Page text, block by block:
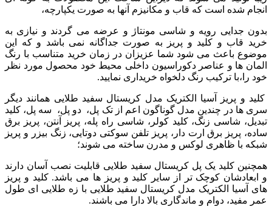
انجام شده است که قاب و مکانیزم آنها به صورت یکپارچه،
بدون جدایی رویه و شاسی مونتاژ و عرضه می گردند و نیازی به
خرید قاب و کلید و پریز به صورت جداگانه نمی باشد و که این
موضوع باعث می شود شما عزیزان در زمان خرید متناسب با رنگ
المان ها و عناصر دکوراسیون داخلی محیط خود محصول مورد نظر
خود را،با ترکیب رنگ دلخواه خریداری نمایید.
کلید و پریز آسیا الکتریک مدل کریستال سفید طلایی همانند دیگر
سری ها در چندین مدل گوناگون اعم از تک پل، دو پل، سه پل، کلید
تبدیل، شاسی زنگ، کلید کولر، شاسی راه پله، پریز آنتن، پریز برق
ساده، پریز برق ارت دار، پریز تلفن سوکتی دوتایی، زنگ بیزر و پریز
شبکه با ظاهری لوکس و مدرن ساخته می شوند؛
همچنین کلید یک پل کریستال سفید طلایی قابلیت نصب آسان دارند
و ابعادشان کوچک تر از سایر کلید و پریز ها می باشد. کلید و پریز
های آسیا الکتریک مدل کریستال سفید طلایی با زه طلایی ای طول
عمر مفید، دوام و ماندگاری بالا دارا می باشند.